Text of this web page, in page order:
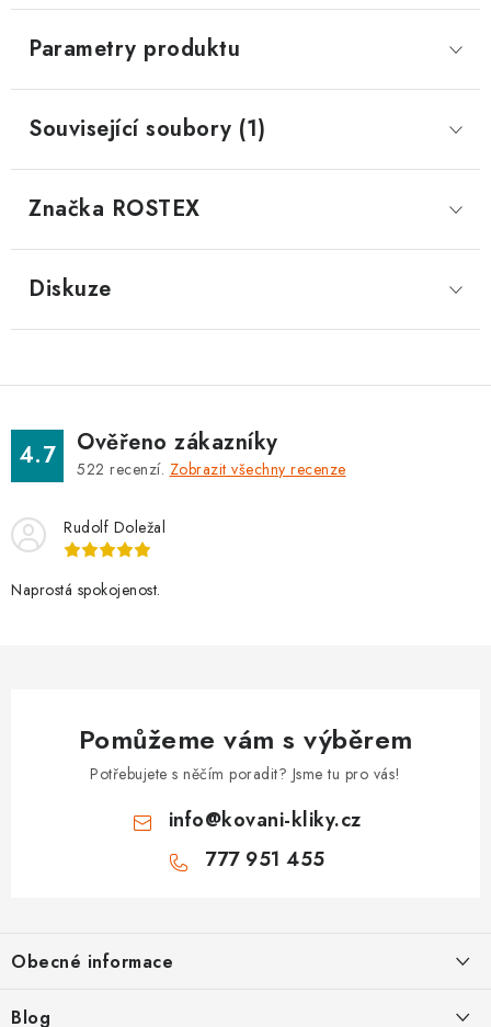
Oboroví ODBORNÍCI
Doporučujeme
Parametry produktu
Související soubory (1)
Značka ROSTEX
Diskuze
4.7 Ověřeno zákazníky
522 recenzí. Zobrazit všechny recenze
Rudolf Doležal
Naprostá spokojenost.
Pomůžeme vám s výběrem
Potřebujete s něčím poradit? Jsme tu pro vás!
info@kovani-kliky.cz
777 951 455
p
a
Obecné informace
Blog